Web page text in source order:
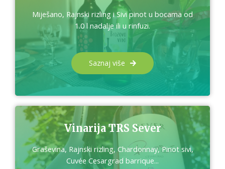
Miješano, Rajnski rizling i Sivi pinot u bocama od
1.0 l nadalje ili u rinfuzi.
Saznaj više
Vinarija TRS Sever
Graševina, Rajnski rizling, Chardonnay, Pinot sivi,
Cuvée Cesargrad barrique...